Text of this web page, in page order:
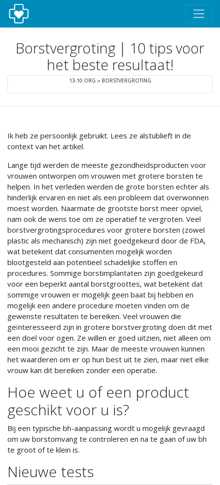
Borstvergroting | 10 tips voor
het beste resultaat!
13-10.ORG ›› BORSTVERGROTING
Ik heb ze persoonlijk gebruikt. Lees ze alstublieft in de
context van het artikel.
Lange tijd werden de meeste gezondheidsproducten voor
vrouwen ontworpen om vrouwen met grotere borsten te
helpen. In het verleden werden de grote borsten echter als
hinderlijk ervaren en niet als een probleem dat overwonnen
moest worden. Naarmate de grootste borst meer opviel,
nam ook de wens toe om ze operatief te vergroten. Veel
borstvergrotingsprocedures voor grotere borsten (zowel
plastic als mechanisch) zijn niet goedgekeurd door de FDA,
wat betekent dat consumenten mogelijk worden
blootgesteld aan potentieel schadelijke stoffen en
procedures. Sommige borstimplantaten zijn goedgekeurd
voor een beperkt aantal borstgroottes, wat betekent dat
sommige vrouwen er mogelijk geen baat bij hebben en
mogelijk een andere procedure moeten vinden om de
gewenste resultaten te bereiken. Veel vrouwen die
geïnteresseerd zijn in grotere borstvergroting doen dit met
een doel voor ogen. Ze willen er goed uitzien, niet alleen om
een mooi gezicht te zijn. Maar de meeste vrouwen kunnen
het waarderen om er op hun best uit te zien, maar niet elke
vrouw kan dit bereiken zonder een operatie.
Hoe weet u of een product
geschikt voor u is?
Bij een typische bh-aanpassing wordt u mogelijk gevraagd
om uw borstomvang te controleren en na te gaan of uw bh
te groot of te klein is.
Nieuwe tests